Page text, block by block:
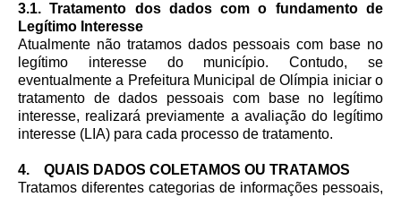
3.1. Tratamento dos dados com o fundamento de
Legítimo Interesse
Atualmente não tratamos dados pessoais com base no
legítimo interesse do município. Contudo, se
eventualmente a Prefeitura Municipal de Olímpia iniciar o
tratamento de dados pessoais com base no legítimo
interesse, realizará previamente a avaliação do legítimo
interesse (LIA) para cada processo de tratamento.
4. QUAIS DADOS COLETAMOS OU TRATAMOS
Tratamos diferentes categorias de informações pessoais,